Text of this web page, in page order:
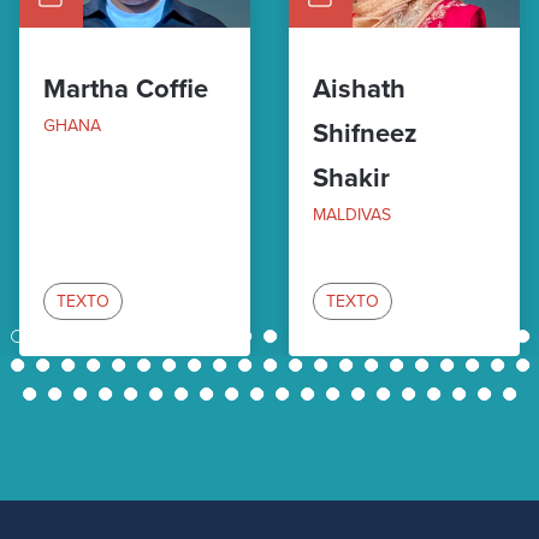
Martha Coffie
GHANA
TEXTO
Aishath
Shifneez
Shakir
MALDIVAS
TEXTO
1 10 11
21
22
23 24 25 26 27 28 29 30 31 32 33 34 35 36 37 38 39 40 41
42
43
44 45 46 47 48 49 50 51 52 53 54 55 56 57 58 59 60 61 62